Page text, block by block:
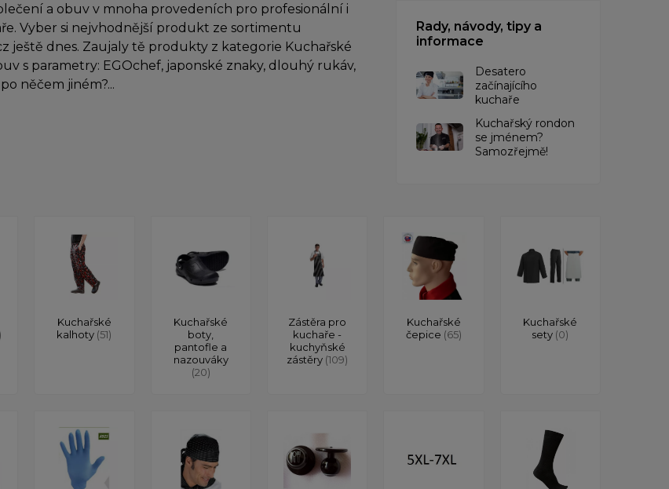
a obuv v mnoha provedeních pro profesionální i
Vyber si nejvhodnější produkt ze sortimentu
ještě dnes. Zaujaly tě produkty z kategorie Kuchařské
s parametry: EGOchef, japonské znaky, dlouhý rukáv,
něčem jiném?...
Rady, návody, tipy a
informace
Desatero
začínajícího
kuchaře
Kuchařský rondon
se jménem?
Samozřejmě!
Kuchařské
kalhoty (51)
Kuchařské
boty,
pantofle a
nazouváky
(20)
Zástěra pro
kuchaře -
kuchyňské
zástěry (109)
Kuchařské
čepice (65)
Kuchařské
sety (0)